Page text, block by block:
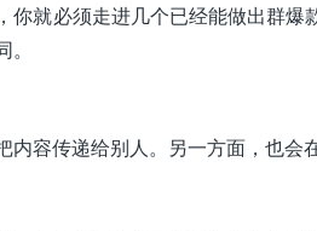
你就必须走进几个已经能做出群
容传递给别人。另一方面，也会